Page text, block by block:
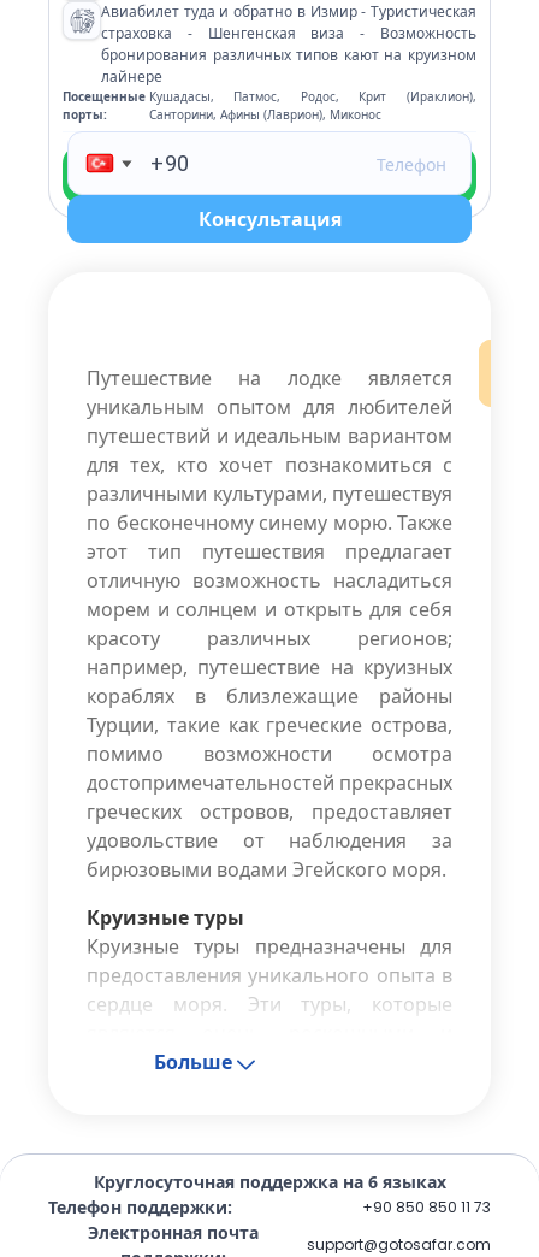
Авиабилет туда и обратно в Измир - Туристическая
страховка - Шенгенская виза - Возможность
бронирования различных типов кают на круизном
лайнере
Посещенные
порты:
Кушадасы, Патмос, Родос, Крит (Ираклион),
Санторини, Афины (Лаврион), Миконос
Больше информации Телефон
Консультация
Путешествие на лодке является
уникальным опытом для любителей
путешествий и идеальным вариантом
для тех, кто хочет познакомиться с
различными культурами, путешествуя
по бесконечному синему морю. Также
этот тип путешествия предлагает
отличную возможность насладиться
морем и солнцем и открыть для себя
красоту различных регионов;
например, путешествие на круизных
кораблях в близлежащие районы
Турции, такие как греческие острова,
помимо возможности осмотра
достопримечательностей прекрасных
греческих островов, предоставляет
удовольствие от наблюдения за
бирюзовыми водами Эгейского моря.
Круизные туры
Круизные туры предназначены для
предоставления уникального опыта в
сердце моря. Эти туры, которые
обеспечивают большой комфорт,
моря; путешествие, в котором у
путешественников есть возможность
узнать о различных местах и
культурах и является
Больше
Круглосуточная поддержка на 6 языках
Телефон поддержки: +90 850 850 11 73
Электронная почта
support@gotosafar.com